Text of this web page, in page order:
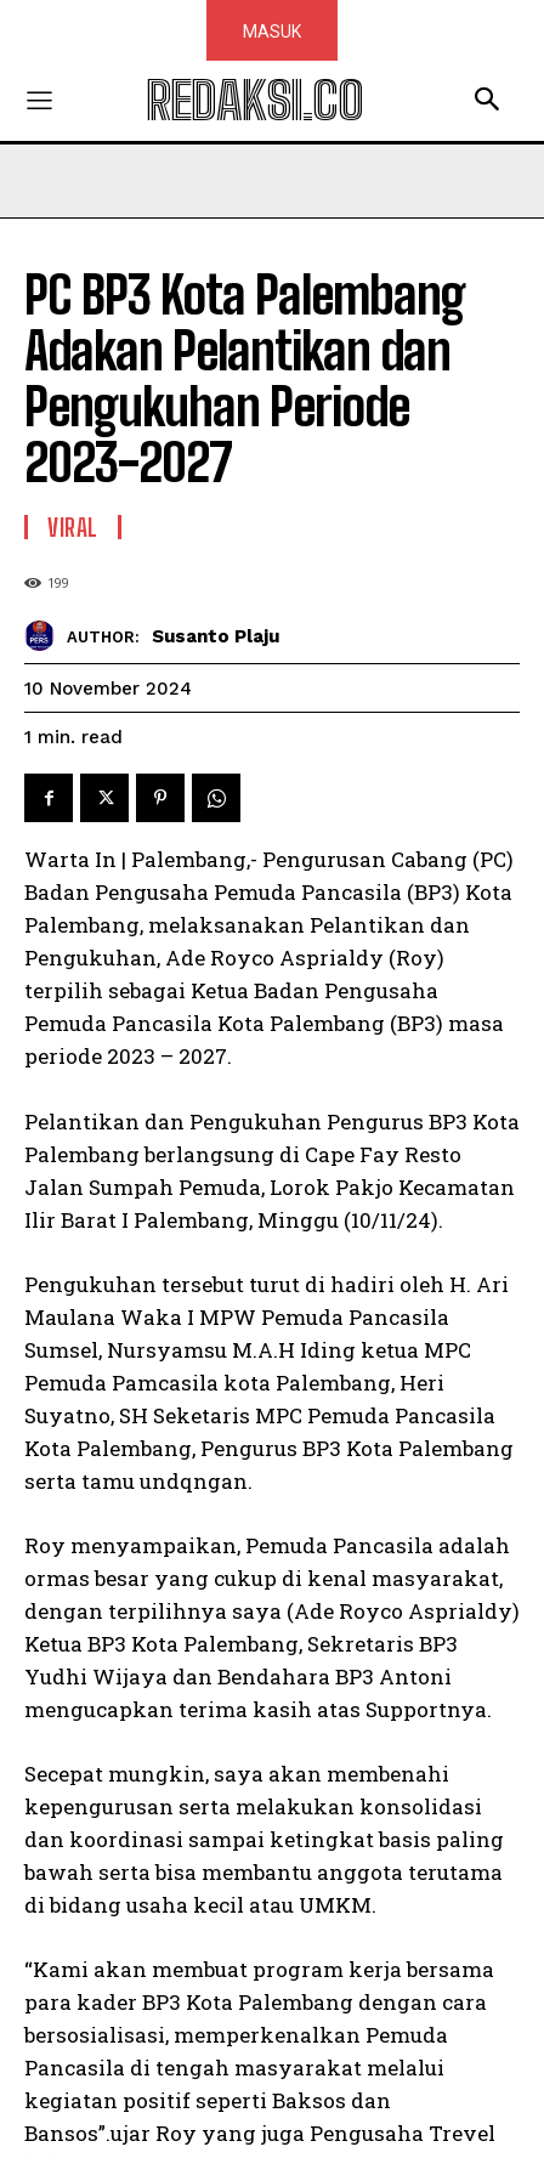
MASUK
REDAKSI.CO
PC BP3 Kota Palembang
Adakan Pelantikan dan
Pengukuhan Periode
2023-2027
VIRAL
199
AUTHOR: Susanto Plaju
10 November 2024
1 min. read
Warta In | Palembang,- Pengurusan Cabang (PC)
Badan Pengusaha Pemuda Pancasila (BP3) Kota
Palembang, melaksanakan Pelantikan dan
Pengukuhan, Ade Royco Asprialdy (Roy)
terpilih sebagai Ketua Badan Pengusaha
Pemuda Pancasila Kota Palembang (BP3) masa
periode 2023 – 2027.
Pelantikan dan Pengukuhan Pengurus BP3 Kota
Palembang berlangsung di Cape Fay Resto
Jalan Sumpah Pemuda, Lorok Pakjo Kecamatan
Ilir Barat I Palembang, Minggu (10/11/24).
Pengukuhan tersebut turut di hadiri oleh H. Ari
Maulana Waka I MPW Pemuda Pancasila
Sumsel, Nursyamsu M.A.H Iding ketua MPC
Pemuda Pamcasila kota Palembang, Heri
Suyatno, SH Seketaris MPC Pemuda Pancasila
Kota Palembang, Pengurus BP3 Kota Palembang
serta tamu undqngan.
Roy menyampaikan, Pemuda Pancasila adalah
ormas besar yang cukup di kenal masyarakat,
dengan terpilihnya saya (Ade Royco Asprialdy)
Ketua BP3 Kota Palembang, Sekretaris BP3
Yudhi Wijaya dan Bendahara BP3 Antoni
mengucapkan terima kasih atas Supportnya.
Secepat mungkin, saya akan membenahi
kepengurusan serta melakukan konsolidasi
dan koordinasi sampai ketingkat basis paling
bawah serta bisa membantu anggota terutama
di bidang usaha kecil atau UMKM.
“Kami akan membuat program kerja bersama
para kader BP3 Kota Palembang dengan cara
bersosialisasi, memperkenalkan Pemuda
Pancasila di tengah masyarakat melalui
kegiatan positif seperti Baksos dan
Bansos”.ujar Roy yang juga Pengusaha Trevel